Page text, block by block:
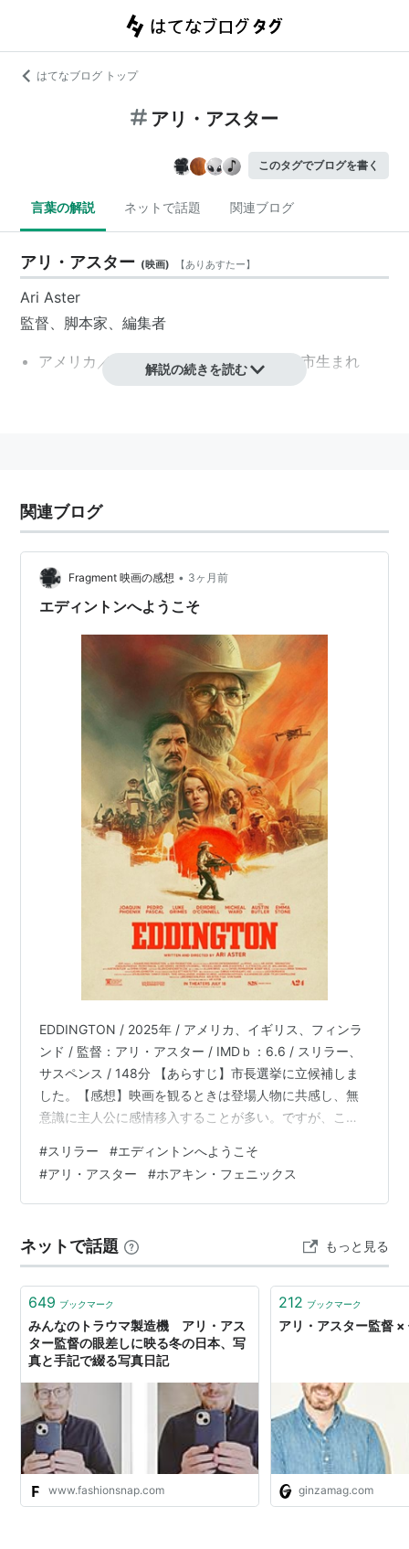
はてなブログ トップ
アリ・アスター
このタグでブログを書く
言葉の解説 ネットで話題 関連ブログ
アリ・アスター (映画) 【ありあすたー】
Ari Aster
監督、脚本家、編集者
アメリカ／ニューヨーク州ニューヨーク市生まれ
解説の続きを読む
関連ブログ
Fragment 映画の感想 • 3ヶ月前
エディントンへようこそ
EDDINGTON / 2025年 / アメリカ、イギリス、フィンラ
ンド / 監督：アリ・アスター / IMDｂ：6.6 / スリラー、
サスペンス / 148分 【あらすじ】市長選挙に立候補しま
した。【感想】映画を観るときは登場人物に共感し、無
意識に主人公に感情移入することが多い。ですが、これ
手に見える映画は珍しい。みんながみんな好き勝手やっ
ている。新型コロナ、白人至上主義、BLM、先住民との
領土問題、新興宗教、陰謀論、SNSなど、さまざまな社
おいしくないんだわ！ ひどいダシがでています。 2…
#スリラー #エディントンへようこそ
#アリ・アスター #ホアキン・フェニックス
ネットで話題 もっと見る
649 ブックマーク
みんなのトラウマ製造機 アリ・アス
ター監督の眼差しに映る冬の日本、写
真と手記で綴る写真日記
www.fashionsnap.com
212 ブックマーク
アリ・アスター監督
ginzamag.com